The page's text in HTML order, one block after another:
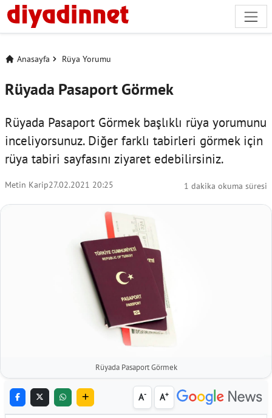
Anasayfa Rüya Yorumu
Rüyada Pasaport Görmek
Rüyada Pasaport Görmek başlıklı rüya yorumunu
inceliyorsunuz. Diğer farklı tabirleri görmek için
rüya tabiri sayfasını ziyaret edebilirsiniz.
Metin Karip27.02.2021 20:25 1 dakika okuma süresi
Rüyada Pasaport Görmek
A- A+